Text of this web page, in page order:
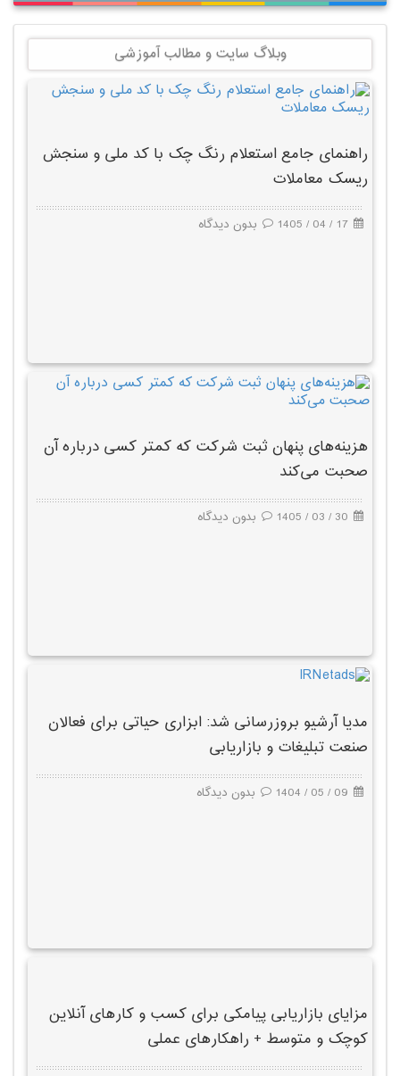
وبلاگ سایت و مطالب آموزشی
راهنمای جامع استعلام رنگ چک با کد ملی و سنجش
ریسک معاملات
17 / 04 / 1405 بدون دیدگاه
هزینه‌های پنهان ثبت شرکت که کمتر کسی درباره آن
صحبت می‌کند
30 / 03 / 1405 بدون دیدگاه
مدیا آرشیو بروزرسانی شد: ابزاری حیاتی برای فعالان
صنعت تبلیغات و بازاریابی
09 / 05 / 1404 بدون دیدگاه
مزایای بازاریابی پیامکی برای کسب و کارهای آنلاین
کوچک و متوسط + راهکارهای عملی